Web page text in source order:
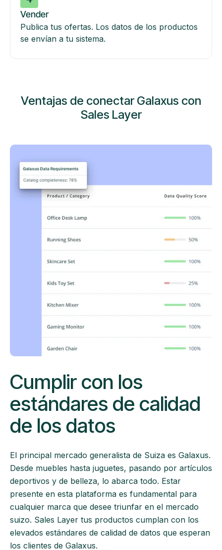
Vender
Publica tus ofertas. Los datos de los productos
se envían a tu sistema.
Ventajas de conectar Galaxus con
Sales Layer
Cumplir con los
estándares de calidad
de los datos
El principal mercado generalista de Suiza es Galaxus.
Desde muebles hasta juguetes, pasando por artículos
deportivos y de belleza, lo abarca todo. Estar
presente en esta plataforma es fundamental para
cualquier marca que desee triunfar en el mercado
suizo. Sales Layer tus productos cumplan con los
elevados estándares de calidad de datos que esperan
los clientes de Galaxus.